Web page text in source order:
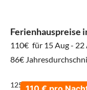
Ferienhauspreise
110€ für 15 Aug - 22
86€
125